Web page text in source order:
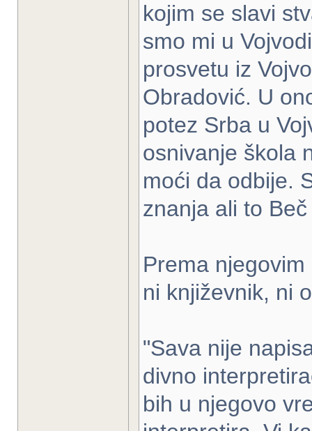
kojim se slavi
smo mi u
prosvetu iz
Obradović. U
potez Srba u
osnivanje škola
moći da odbije.
znanja ali to
Prema
ni književnik, ni
"Sava nije
divno
bih u njegovo